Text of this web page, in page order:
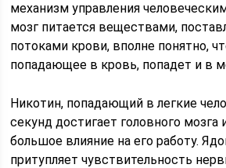
механизм управления
мозг питается веществами,
потоками крови, вполне понятно,
попадающее в кровь, попадет и в
Никотин, попадающий в легкие
секунд достигает головного мозга
большое влияние на его работу.
притупляет чувствительность